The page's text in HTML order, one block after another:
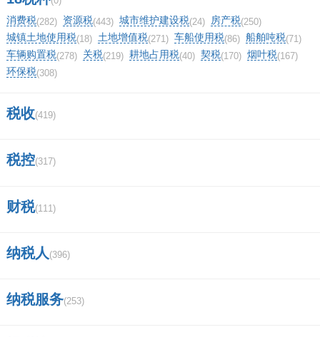
中银国际证券是做什么的？
长城证券app叫什么？
消费税(282) 资源税(443) 城市维护建设税(24) 房产税(250)
城镇土地使用税(18) 土地增值税(271) 车船使用税(86) 船舶吨税(71)
车辆购置税(278) 关税(219) 耕地占用税(40) 契税(170) 烟叶税(167)
环保税(308)
税收(419)
税控(317)
财税(111)
纳税人 (396)
纳税服务(253)